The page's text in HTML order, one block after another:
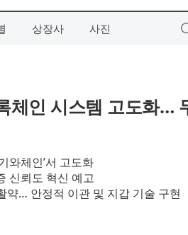
상장사 사진
체인 시스템 고도화…
와체인’서 고도화
신뢰도 혁신 예고
약… 안정적 이관 및 지갑 기술 구현